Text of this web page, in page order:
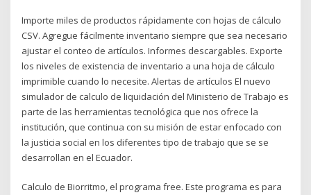
Importe miles de productos rápidamente con hojas de cálculo
CSV. Agregue fácilmente inventario siempre que sea necesario
ajustar el conteo de artículos. Informes descargables. Exporte
los niveles de existencia de inventario a una hoja de cálculo
imprimible cuando lo necesite. Alertas de artículos El nuevo
simulador de calculo de liquidación del Ministerio de Trabajo es
parte de las herramientas tecnológica que nos ofrece la
institución, que continua con su misión de estar enfocado con
la justicia social en los diferentes tipo de trabajo que se se
desarrollan en el Ecuador.
Calculo de Biorritmo, el programa free. Este programa es para